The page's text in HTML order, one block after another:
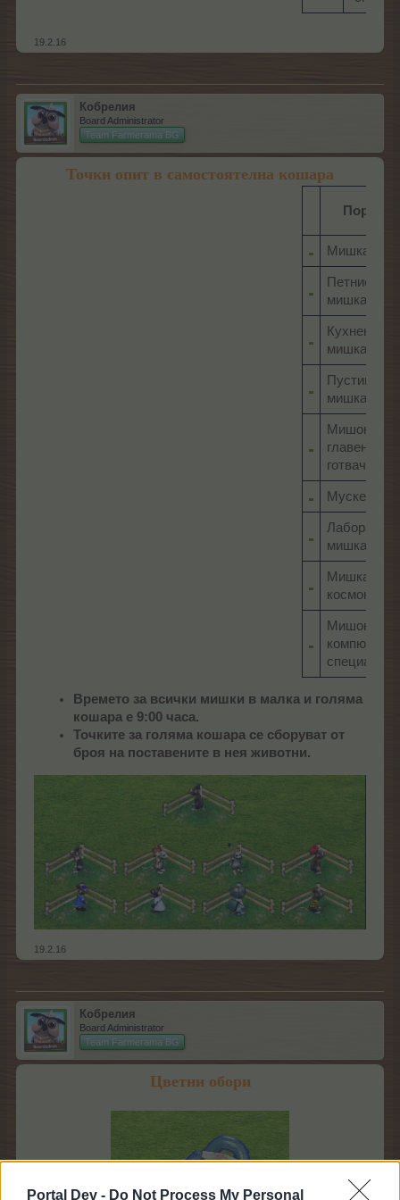
Portal Dev - Do Not Process My Personal
19.2.16
Кобрелия
Board Administrator
Team Farmerama BG
Точки опит в самостоятелна кошара
Порода
Мишка
Петниста
мишка
Кухненска
мишка
Пустинна
мишка
Мишок
главен
готвач
Мускетар
мишка
Мишка
космонавт
Мишок
специалист
Времето за всички мишки в малка и голяма
кошара е 9:00 часа.
Точките за голяма кошара се сборуват от
броя на поставените в нея животни.
19.2.16
Кобрелия
Board Administrator
Team Farmerama BG
Цветни обори